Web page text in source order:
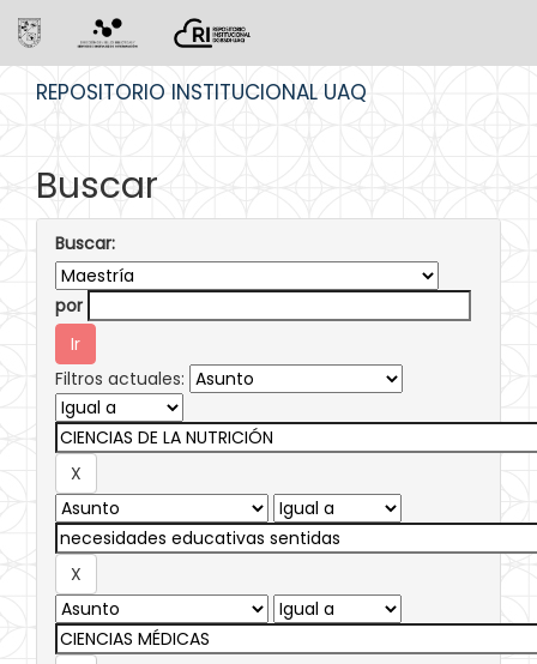
REPOSITORIO INSTITUCIONAL UAQ
Buscar
Buscar:
por
Filtros actuales: